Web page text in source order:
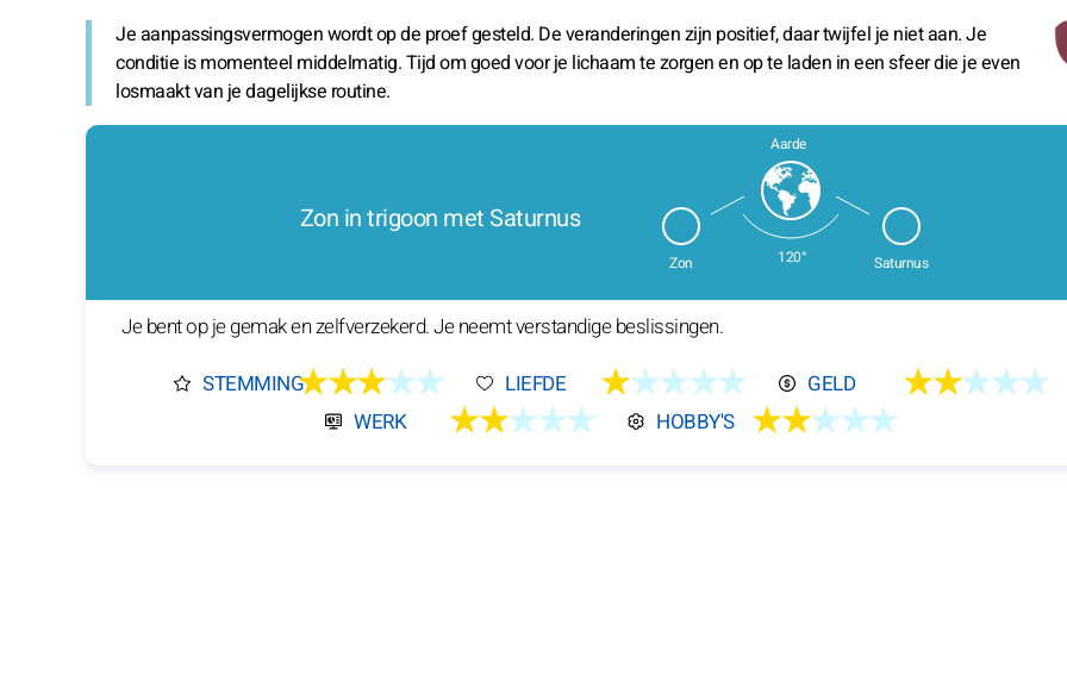
Je aanpassingsvermogen wordt op de proef gesteld. De veranderingen zijn positief, daar twijfel je niet aan. Je
conditie is momenteel middelmatig. Tijd om goed voor je lichaam te zorgen en op te laden in een sfeer die je even
losmaakt van je dagelijkse routine.
Zon in trigoon met Saturnus
Aarde
Zon Saturnus
120°
Je bent op je gemak en zelfverzekerd. Je neemt verstandige beslissingen.
STEMMING★★★★★ LIEFDE ★★★★★ GELD ★★★★★
WERK ★★★★★ HOBBY'S ★★★★★